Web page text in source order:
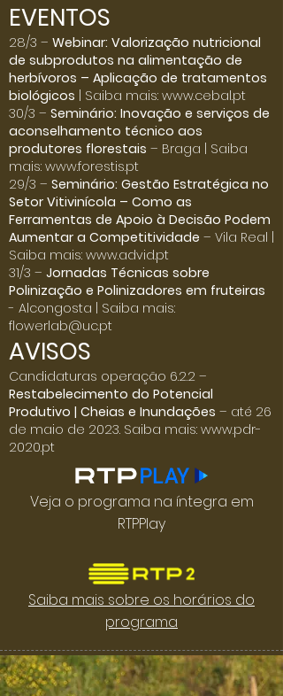
Click here
EVENTOS
28/3 – Webinar: Valorização nutricional
de subprodutos na alimentação de
herbívoros – Aplicação de tratamentos
biológicos | Saiba mais: www.cebal.pt
30/3 – Seminário: Inovação e serviços de
aconselhamento técnico aos
produtores florestais – Braga | Saiba
mais: www.forestis.pt
29/3 – Seminário: Gestão Estratégica no
Setor Vitivinícola – Como as
Ferramentas de Apoio à Decisão Podem
Aumentar a Competitividade – Vila Real |
Saiba mais: www.advid.pt
31/3 – Jornadas Técnicas sobre
Polinização e Polinizadores em fruteiras
- Alcongosta | Saiba mais:
flowerlab@uc.pt
AVISOS
Candidaturas operação 6.2.2 –
Restabelecimento do Potencial
Produtivo | Cheias e Inundações – até 26
de maio de 2023. Saiba mais: www.pdr-
2020.pt
Veja o programa na íntegra em
RTPPlay
Saiba mais sobre os horários do
programa